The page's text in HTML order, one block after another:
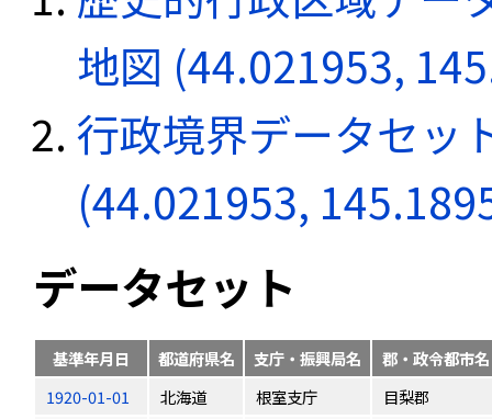
地図 (44.021953,
行政境界データセッ
(44.021953,
データセット
基準年月日 都道府県名 支庁・振興局名
郡・政令都市名
1920-01-01
北海道 根室支庁
目梨郡